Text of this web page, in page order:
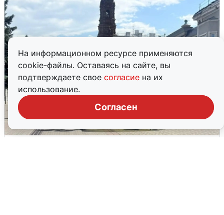
На информационном ресурсе применяются
cookie-файлы. Оставаясь на сайте, вы
подтверждаете свое согласие на их
использование.
Согласен